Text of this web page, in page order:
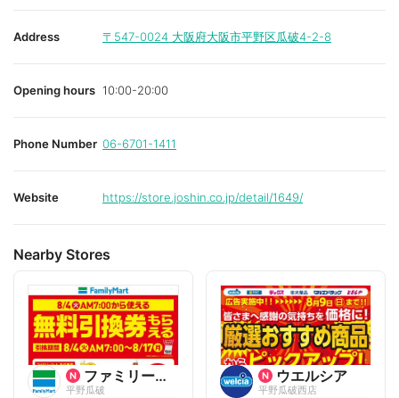
i
t
Address 〒547-0024 大阪府大阪市平野区瓜破4-2-8
Opening hours 10:00-20:00
Phone Number 06-6701-1411
Website https://store.joshin.co.jp/detail/1649/
Nearby Stores
ファミリーマート
平野瓜破
ウエルシア
平野瓜破西店